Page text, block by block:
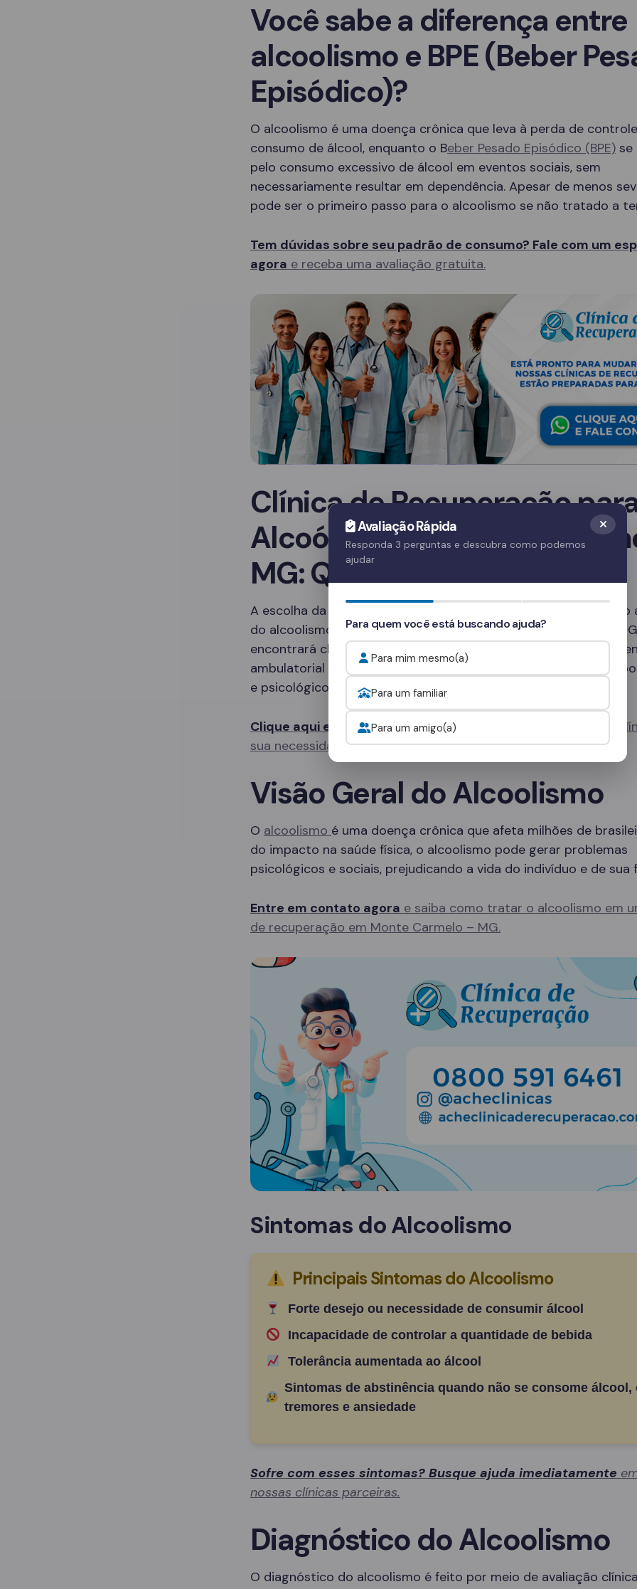
Você sabe a diferença entre
alcoolismo e BPE (Beber
Episódico)?
O alcoolismo é uma doença crônica que leva à perda de
consumo de álcool, enquanto o Beber Pesado Episódico (BPE) se
pelo consumo excessivo de álcool em eventos sociais, sem
necessariamente resultar em dependência. Apesar de menos
pode ser o primeiro passo para o alcoolismo se não tratado a
Tem dúvidas sobre seu padrão de consumo? Fale com um
agora e receba uma avaliação gratuita.
Clínica de Recuperação
Alcoólatras em Monte
MG: Qual escolher?
A escolha da clínica ideal depende de diversos fatores, incluindo
do alcoolismo e os serviços oferecidos. Em Monte Carmelo –
encontrará clínicas especializadas que oferecem desde
ambulatorial até programas de internação completos, com
e psicológico 24 horas por dia.
Clique aqui e fale com um consultor
para escolher a melhor
sua necessidade.
Visão Geral do Alcoolismo
O alcoolismo é uma doença crônica que afeta milhões de
do impacto na saúde física, o alcoolismo pode gerar problemas
psicológicos e sociais, prejudicando a vida do indivíduo e de sua
Entre em contato agora e saiba como tratar o alcoolismo em
de recuperação em Monte Carmelo – MG.
Sintomas do Alcoolismo
Principais Sintomas do Alcoolismo
Forte desejo ou necessidade de consumir álcool
Incapacidade de controlar a quantidade de bebida
Tolerância aumentada ao álcool
Sintomas de abstinência quando não se consome álcool,
tremores e ansiedade
Sofre com esses sintomas? Busque ajuda imediatamente
nossas clínicas parceiras.
Diagnóstico do Alcoolismo
O diagnóstico do alcoolismo é feito por meio de avaliação
Avaliação Rápida
Responda 3 perguntas e descubra como podemos
ajudar
Para quem você está buscando ajuda?
Para mim mesmo(a)
Para um familiar
Para um amigo(a)